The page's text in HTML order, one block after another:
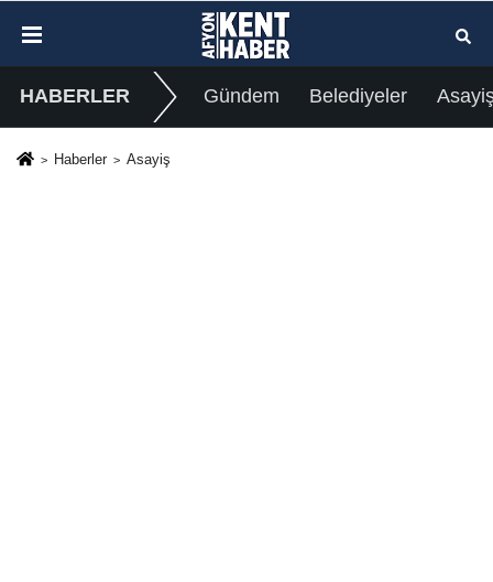
HABERLER Gündem Belediyeler
Haberler Asayiş